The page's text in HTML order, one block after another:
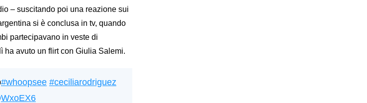
– suscitando poi una reazione sui
si è conclusa in tv, quando
partecipavano in veste di
ha avuto un flirt con Giulia Salemi.
#whoopsee #ceciliarodriguez